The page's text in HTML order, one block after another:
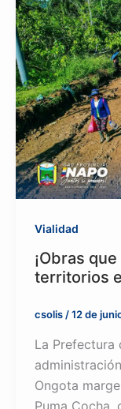
Vialidad
¡Obras
territorios
csolis/12 de
La Prefectura
Ongota
Puma Cocha,